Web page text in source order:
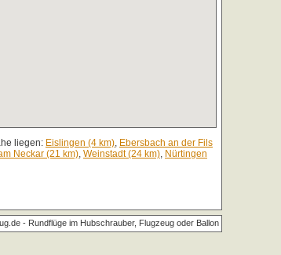
liegen: Eislingen (4 km), Ebersbach an der Fils
Neckar (21 km), Weinstadt (24 km), Nürtingen
- Rundflüge im Hubschrauber, Flugzeug oder Ballon